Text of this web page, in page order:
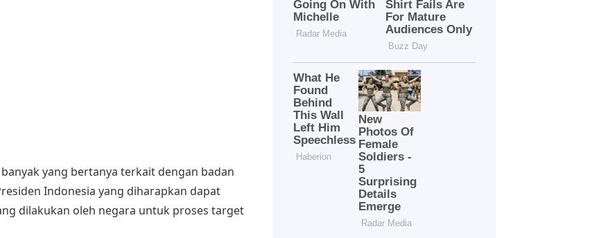
yang bertanya terkait dengan badan
Indonesia yang diharapkan dapat
dilakukan oleh negara untuk proses target